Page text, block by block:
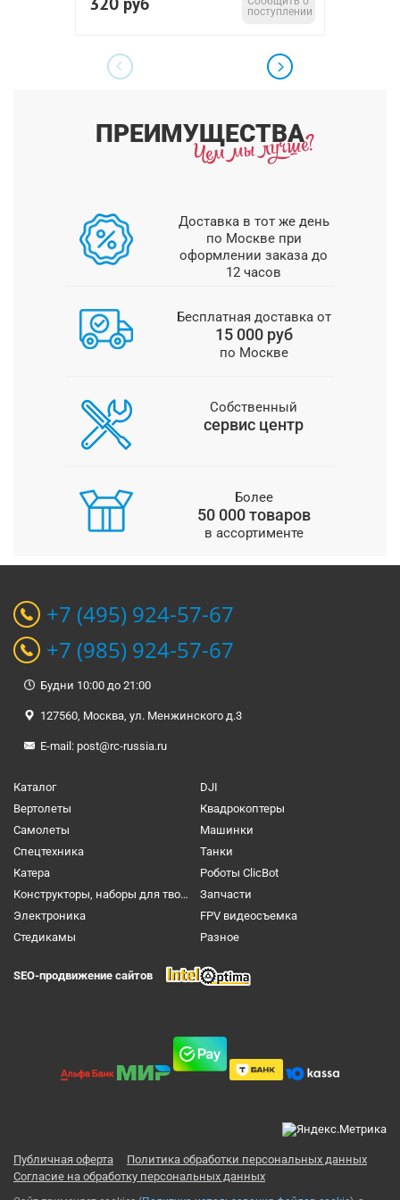
руб
поступлении
ПРЕИМУЩЕСТВА
Доставка в тот же день
по Москве при
оформлении заказа до
12 часов
Бесплатная доставка от
15 000 руб
по Москве
Собственный
сервис центр
Более
50 000 товаров
в ассортименте
+7 (495) 924-57-67
+7 (985) 924-57-67
Будни 10:00 до 21:00
127560, Москва, ул. Менжинского д.3
E-mail: post@rc-russia.ru
Каталог
DJI
Вертолеты
Квадрокоптеры
Самолеты
Машинки
Спецтехника
Танки
Катера
Роботы ClicBot
Конструкторы, наборы для творчества и настольные игры
Запчасти
Электроника
FPV видеосъемка
Cтедикамы
Разное
SEO-продвижение сайтов
Публичная оферта
Политика обработки персональных данных
Согласие на обработку персональных данных